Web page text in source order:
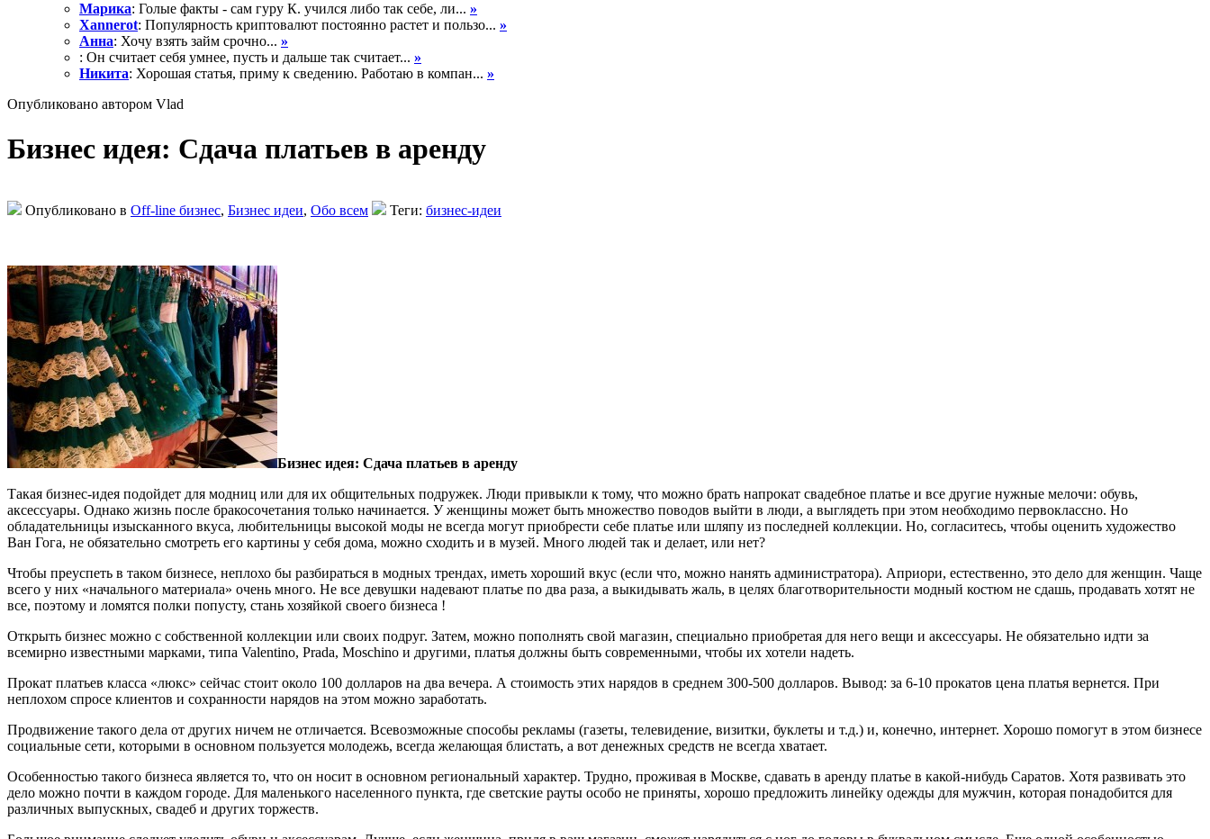
Марика: Голые факты - сам гуру К. учился либо так себе, ли... »
Xannerot: Популярность криптовалют постоянно растет и пользо... »
Анна: Хочу взять займ срочно... »
: Он считает себя умнее, пусть и дальше так считает... »
Никита: Хорошая статья, приму к сведению. Работаю в компан... »
Опубликовано автором Vlad
Бизнес идея: Сдача платьев в аренду
Опубликовано в Off-line бизнес, Бизнес идеи, Обо всем Теги: бизнес-идеи
Бизнес идея: Сдача платьев в аренду
Такая бизнес-идея подойдет для модниц или для их общительных подружек. Люди привыкли к тому, что можно брать напрокат свадебное платье и все другие нужные мелочи: обувь,
аксессуары. Однако жизнь после бракосочетания только начинается. У женщины может быть множество поводов выйти в люди, а выглядеть при этом необходимо первоклассно. Но
обладательницы изысканного вкуса, любительницы высокой моды не всегда могут приобрести себе платье или шляпу из последней коллекции. Но, согласитесь, чтобы оценить художество
Ван Гога, не обязательно смотреть его картины у себя дома, можно сходить и в музей. Много людей так и делает, или нет?
Чтобы преуспеть в таком бизнесе, неплохо бы разбираться в модных трендах, иметь хороший вкус (если что, можно нанять администратора). Априори, естественно, это дело для женщин. Чаще
всего у них «начального материала» очень много. Не все девушки надевают платье по два раза, а выкидывать жаль, в целях благотворительности модный костюм не сдашь, продавать хотят не
все, поэтому и ломятся полки попусту, стань хозяйкой своего бизнеса !
Открыть бизнес можно с собственной коллекции или своих подруг. Затем, можно пополнять свой магазин, специально приобретая для него вещи и аксессуары. Не обязательно идти за
всемирно известными марками, типа Valentino, Prada, Moschino и другими, платья должны быть современными, чтобы их хотели надеть.
Прокат платьев класса «люкс» сейчас стоит около 100 долларов на два вечера. А стоимость этих нарядов в среднем 300-500 долларов. Вывод: за 6-10 прокатов цена платья вернется. При
неплохом спросе клиентов и сохранности нарядов на этом можно заработать.
Продвижение такого дела от других ничем не отличается. Всевозможные способы рекламы (газеты, телевидение, визитки, буклеты и т.д.) и, конечно, интернет. Хорошо помогут в этом бизнесе
социальные сети, которыми в основном пользуется молодежь, всегда желающая блистать, а вот денежных средств не всегда хватает.
Особенностью такого бизнеса является то, что он носит в основном региональный характер. Трудно, проживая в Москве, сдавать в аренду платье в какой-нибудь Саратов. Хотя развивать это
дело можно почти в каждом городе. Для маленького населенного пункта, где светские рауты особо не приняты, хорошо предложить линейку одежды для мужчин, которая понадобится для
различных выпускных, свадеб и других торжеств.